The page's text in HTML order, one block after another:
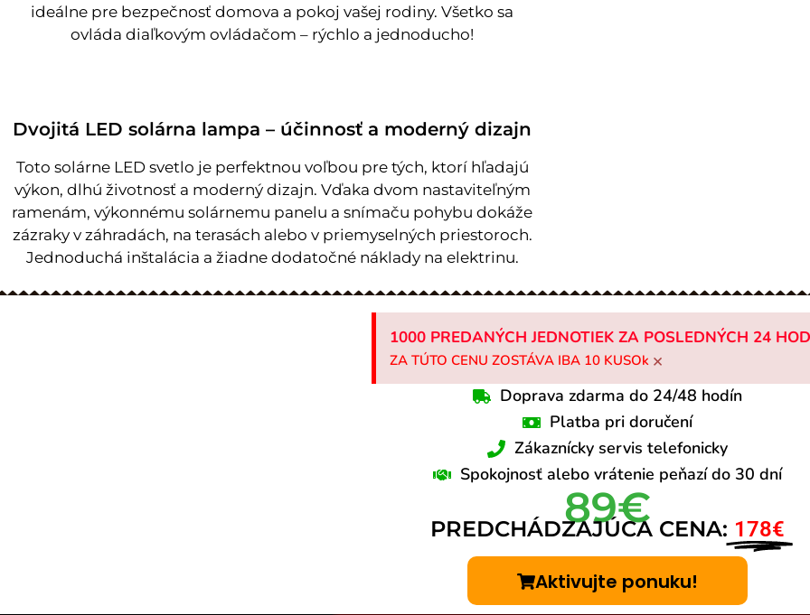
ideálne pre bezpečnosť domova a pokoj vašej rodiny. Všetko sa
ovláda diaľkovým ovládačom – rýchlo a jednoducho!
Dvojitá LED solárna lampa – účinnosť a moderný dizajn
Toto solárne LED svetlo je perfektnou voľbou pre tých, ktorí hľadajú
výkon, dlhú životnosť a moderný dizajn. Vďaka dvom nastaviteľným
ramenám, výkonnému solárnemu panelu a snímaču pohybu dokáže
zázraky v záhradách, na terasách alebo v priemyselných priestoroch.
Jednoduchá inštalácia a žiadne dodatočné náklady na elektrinu.
1000 PREDANÝCH JEDNOTIEK ZA POSLEDNÝCH 24
ZA TÚTO CENU ZOSTÁVA IBA 10 KUSOk ×
Doprava zdarma do 24/48 hodín
Platba pri doručení
Zákaznícky servis telefonicky
Spokojnosť alebo vrátenie peňazí do 30 dní
89€
PREDCHÁDZAJÚCA CENA: 178€
Aktivujte ponuku!